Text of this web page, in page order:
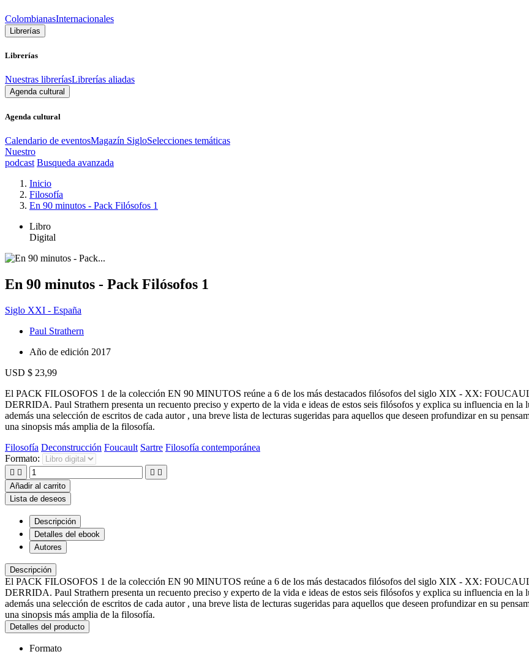
ColombianasInternacionales
Librerías
Librerías
Nuestras libreríasLibrerías aliadas
Agenda cultural
Agenda cultural
Calendario de eventosMagazín SigloSelecciones temáticas
Nuestro
podcast Busqueda avanzada
Inicio
Filosofía
En 90 minutos - Pack Filósofos 1
Libro
Digital
En 90 minutos - Pack Filósofos 1
Siglo XXI - España
Paul Strathern
Año de edición 2017
USD $ 23,99
El PACK FILOSOFOS 1 de la colección EN 90 MINUTOS reúne a 6 de los más destacados filósofos del siglo XIX - XX:
DERRIDA. Paul Strathern presenta un recuento preciso y experto de la vida e ideas de estos seis filósofos y explica su influencia en
además una selección de escritos de cada autor , una breve lista de lecturas sugeridas para aquellos que deseen profundizar en su
una sinopsis más amplia de la filosofía.
Filosofía Deconstrucción Foucault Sartre Filosofía contemporánea
Formato:
   
Añadir al carrito
Lista de deseos
Descripción
Detalles del ebook
Autores
Descripción
El PACK FILOSOFOS 1 de la colección EN 90 MINUTOS reúne a 6 de los más destacados filósofos del siglo XIX - XX:
DERRIDA. Paul Strathern presenta un recuento preciso y experto de la vida e ideas de estos seis filósofos y explica su influencia en
además una selección de escritos de cada autor , una breve lista de lecturas sugeridas para aquellos que deseen profundizar en su
una sinopsis más amplia de la filosofía.
Detalles del producto
Formato